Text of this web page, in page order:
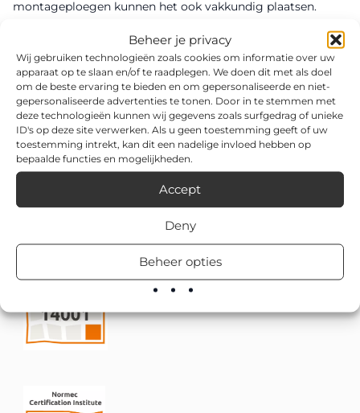
Beheer je privacy
Wij gebruiken technologieën zoals cookies om informatie over uw
apparaat op te slaan en/of te raadplegen. We doen dit met als doel
om de beste ervaring te bieden en om gepersonaliseerde en niet-
gepersonaliseerde advertenties te tonen. Door in te stemmen met
deze technologieën kunnen wij gegevens zoals surfgedrag of unieke
ID's op deze site verwerken. Als u geen toestemming geeft of uw
toestemming intrekt, kan dit een nadelige invloed hebben op
bepaalde functies en mogelijkheden.
Accept
Deny
Beheer opties
montageploegen kunnen het ook vakkundig plaatsen.